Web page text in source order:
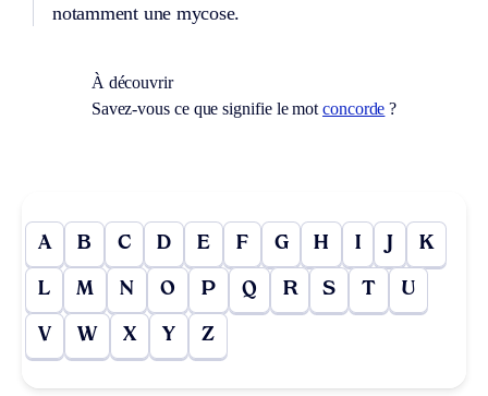
notamment une mycose.
À découvrir
Savez-vous ce que signifie le motconcorde ?
A B C D E F G H I J K
L M N O P Q R S T U
V W X Y Z